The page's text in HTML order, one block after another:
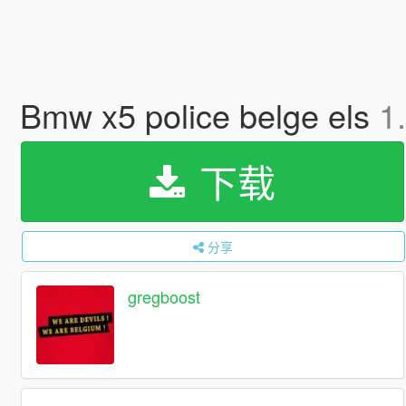
Bmw x5 police belge els
下载
分享
gregboost